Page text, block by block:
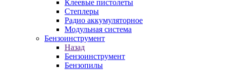
Клеевые пистолеты
Степлеры
Радио аккумуляторное
Модульная система
Бензоинструмент
Назад
Бензоинструмент
Бензопилы